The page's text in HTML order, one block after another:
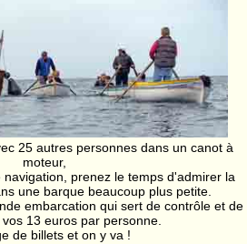
25 autres personnes dans un canot à
moteur,
prenez le temps d'admirer la
une barque beaucoup plus petite.
embarcation qui sert de contrôle et de
13 euros par personne.
de billets et on y va !